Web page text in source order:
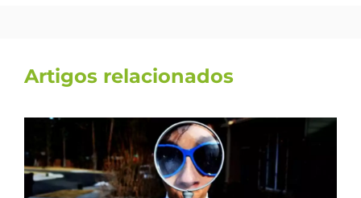
Artigos relacionados